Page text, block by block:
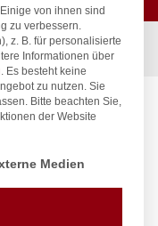
MwSt.
von ihnen sind
zu verbessern.
z. B. für personalisierte
Informationen über
. Es besteht keine
zu nutzen. Sie
Bitte beachten Sie,
der Website
erteilt werden kann.
Medien